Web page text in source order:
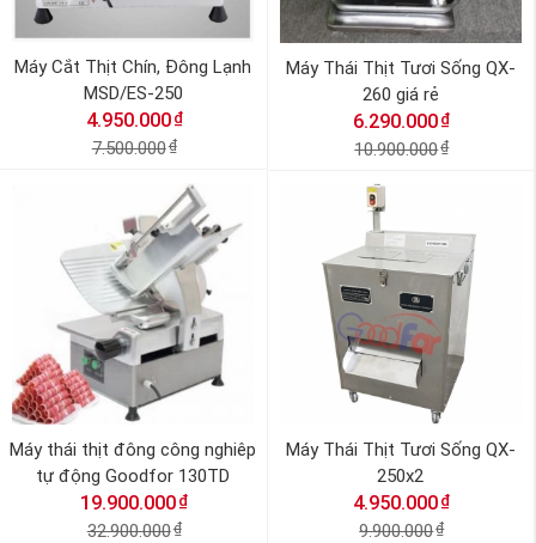
Máy Cắt Thịt Chín, Đông Lạnh
MSD/ES-250
4.950.000 ₫
7.500.000₫
Máy Thái Thịt Tươi Sống QX-
260 giá rẻ
6.290.000 ₫
10.900.000₫
Máy thái thịt đông công nghiêp
tự động Goodfor 130TD
19.900.000 ₫
32.900.000₫
Máy Thái Thịt Tươi Sống QX-
250x2
4.950.000 ₫
9.900.000₫